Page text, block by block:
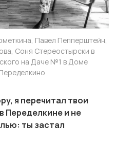
Павел Пепперштейн,
Соня Стереостырски в
на Даче №1 в Доме
я перечитал твои
Переделкине и не
ты застал